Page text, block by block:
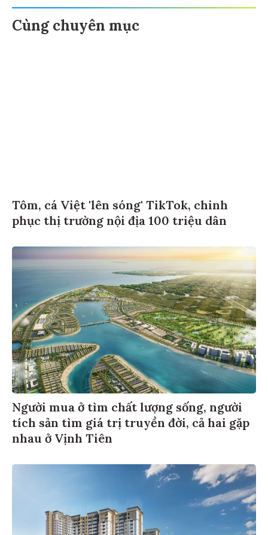
Cùng chuyên mục
Tôm, cá Việt 'lên sóng' TikTok, chinh
phục thị trường nội địa 100 triệu dân
Người mua ở tìm chất lượng sống, người
tích sản tìm giá trị truyền đời, cả hai gặp
nhau ở Vịnh Tiên